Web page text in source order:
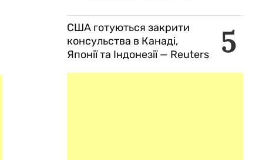
5
США готуються закрити
консульства в Канаді,
Японії та Індонезії — Reuters